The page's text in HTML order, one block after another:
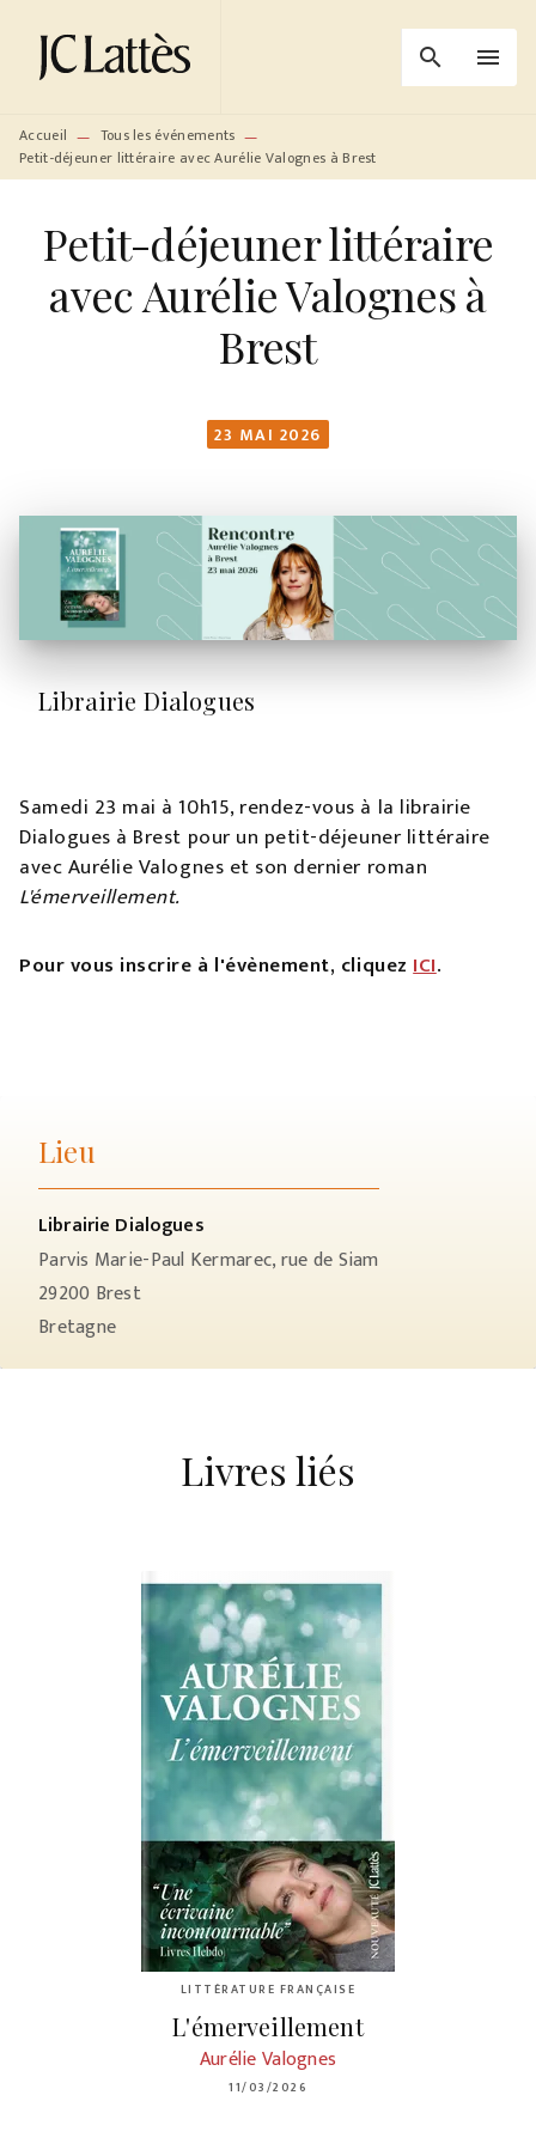
MENU RECHERCHE
PIED DE PAGE
search menu
Accueil — Tous les événements —
Petit-déjeuner littéraire avec Aurélie Valognes à Brest
Petit-déjeuner littéraire
avec Aurélie Valognes à
Brest
23 MAI 2026
Librairie Dialogues
Samedi 23 mai à 10h15, rendez-vous à la librairie
Dialogues à Brest pour un petit-déjeuner littéraire
avec Aurélie Valognes et son dernier roman
L'émerveillement.
Pour vous inscrire à l'évènement, cliquezICI.
Lieu
Librairie Dialogues
Parvis Marie-Paul Kermarec, rue de Siam
29200 Brest
Bretagne
Livres liés
LITTÉRATURE FRANÇAISE
L'émerveillement
Aurélie Valognes
11/03/2026